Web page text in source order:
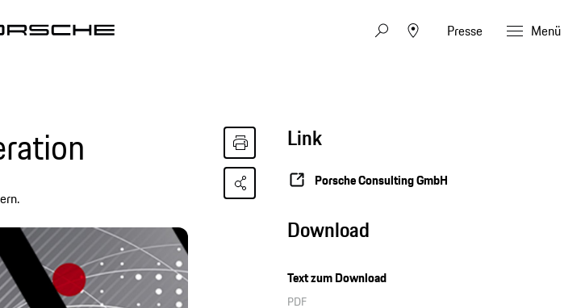
Presse Menü
Link
Porsche Consulting GmbH
Download
Text zum Download
PDF